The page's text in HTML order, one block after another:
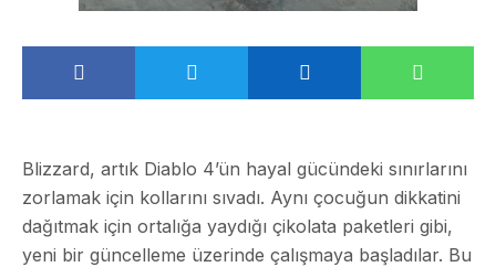
Blizzard, artık Diablo 4’ün hayal gücündeki sınırlarını
zorlamak için kollarını sıvadı. Aynı çocuğun dikkatini
dağıtmak için ortalığa yaydığı çikolata paketleri gibi,
yeni bir güncelleme üzerinde çalışmaya başladılar. Bu